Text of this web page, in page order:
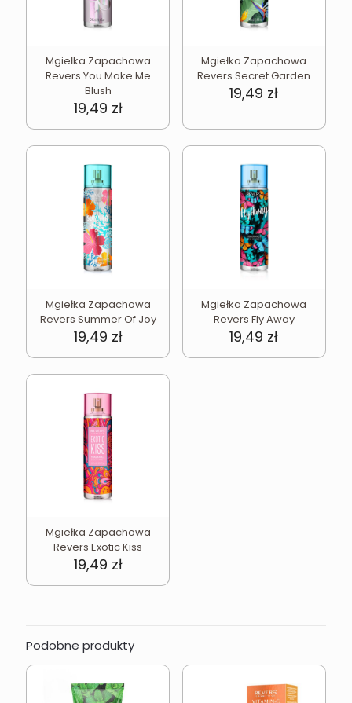
Mgiełka Zapachowa
Revers You Make Me
Blush
19,49 zł
Mgiełka Zapachowa
Revers Secret Garden
19,49 zł
Mgiełka Zapachowa
Revers Summer Of Joy
19,49 zł
Mgiełka Zapachowa
Revers Fly Away
19,49 zł
Mgiełka Zapachowa
Revers Exotic Kiss
19,49 zł
Podobne produkty